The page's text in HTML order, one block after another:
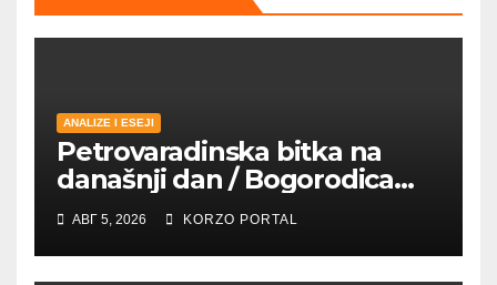
ANALIZE I ESEJI
Petrovaradinska bitka na
današnji dan / Bogorodica
pobednica u
petrovaradinskom Podgrađu
АВГ 5, 2026 KORZO PORTAL